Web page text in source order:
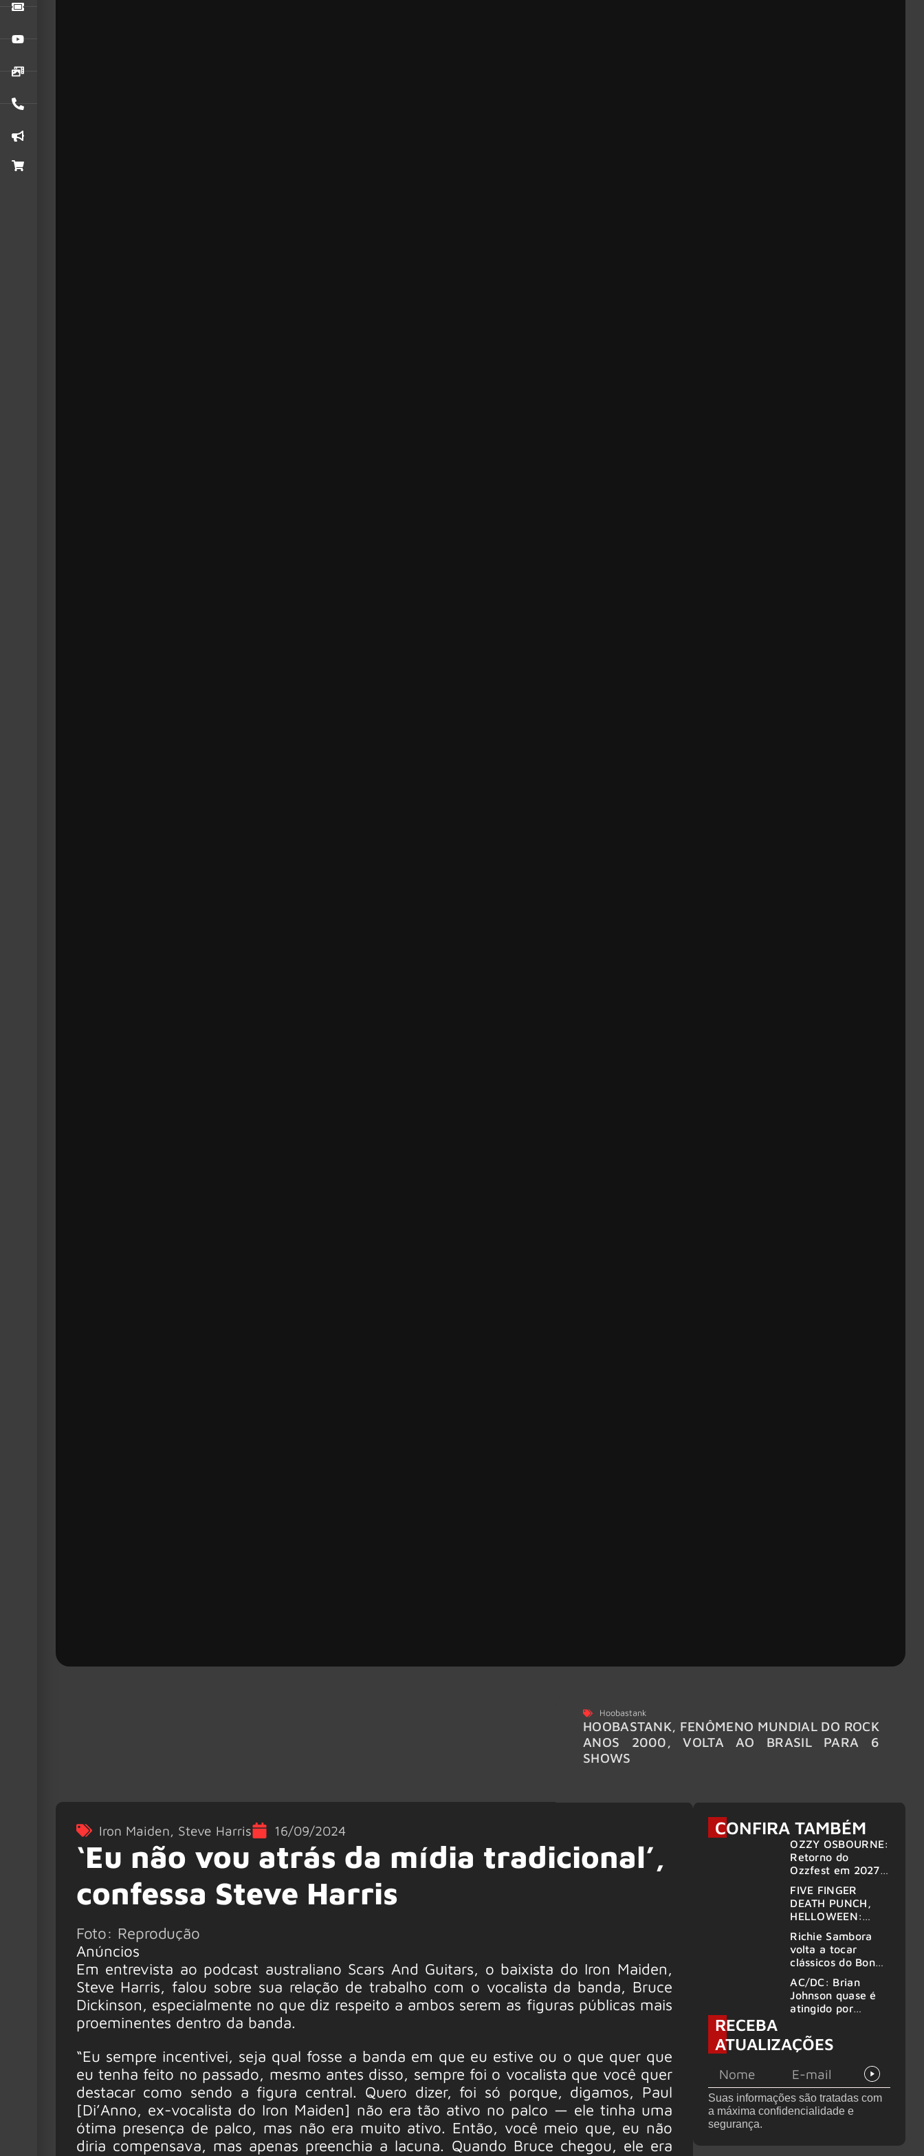
Hoobastank
HOOBASTANK, FENÔMENO MUNDIAL DO ROCK
ANOS 2000, VOLTA AO BRASIL PARA 6
SHOWS
Iron Maiden, Steve Harris 16/09/2024
‘Eu não vou atrás da mídia tradicional’,
confessa Steve Harris
Foto: Reprodução
Anúncios
Em entrevista ao podcast australiano Scars And Guitars, o baixista do Iron Maiden,
Steve Harris, falou sobre sua relação de trabalho com o vocalista da banda, Bruce
Dickinson, especialmente no que diz respeito a ambos serem as figuras públicas mais
proeminentes dentro da banda.
“Eu sempre incentivei, seja qual fosse a banda em que eu estive ou o que quer que
eu tenha feito no passado, mesmo antes disso, sempre foi o vocalista que você quer
destacar como sendo a figura central. Quero dizer, foi só porque, digamos, Paul
[Di’Anno, ex-vocalista do Iron Maiden] não era tão ativo no palco — ele tinha uma
ótima presença de palco, mas não era muito ativo. Então, você meio que, eu não
diria compensava, mas apenas preenchia a lacuna. Quando Bruce chegou, ele era
CONFIRA TAMBÉM
OZZY OSBOURNE:
Retorno do
Ozzfest em 2027 é
Sharon
FIVE FINGER
DEATH PUNCH,
HELLOWEEN:
Gigantes são
anunciados no
Wacken 2027
Richie Sambora
volta a tocar
clássicos do Bon
Jovi com o
supergrupo Kings
of Chaos nos
Estados Unidos
AC/DC: Brian
Johnson quase é
atingido por
RECEBA
ATUALIZAÇÕES
Suas informações são tratadas com
a máxima confidencialidade e
segurança.